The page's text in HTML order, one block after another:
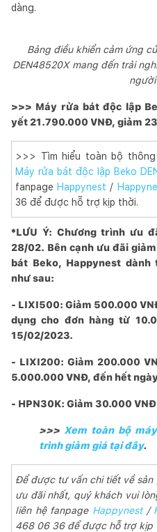
dàng.
Bảng điều khiển cảm ứng
DEN48520X mang đến trải
>>> Máy rửa bát độc lập
yết 21.790.000 VNĐ, giảm
>>> Tìm hiểu toàn bộ
Máy rửa bát độc lập Beko
fanpage Happynest /
36 để được hỗ trợ kịp thời.
*LƯU Ý: Chương trình ưu
28/02. Bên cạnh ưu đãi
bát Beko, Happynest dành
như sau:
- LIXI500: Giảm 500.000
dụng cho đơn hàng từ
15/02/2023.
- LIXI200: Giảm 200.000
5.000.000 VNĐ, đến hết
- HPN30K: Giảm 30.000
>>> Xem toàn bộ
trình giảm giá tại đây.
Để được tư vấn chi tiết về
ưu đãi nhất, quý khách vui
liên hệ fanpage Happynest/
468 06 36 để được hỗ trợ kịp